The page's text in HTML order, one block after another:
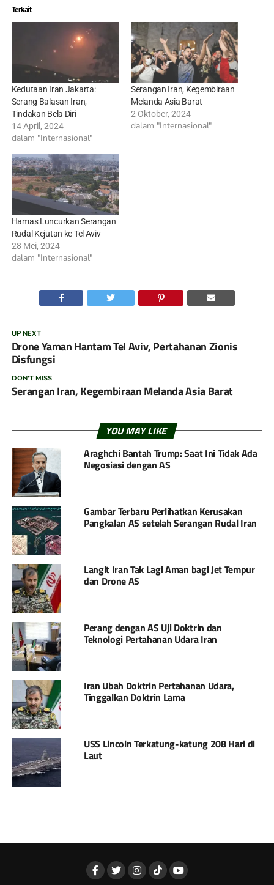
Terkait
Kedutaan Iran Jakarta:
Serang Balasan Iran,
Tindakan Bela Diri
14 April, 2024
dalam "Internasional"
Serangan Iran, Kegembiraan
Melanda Asia Barat
2 Oktober, 2024
dalam "Internasional"
Hamas Luncurkan Serangan
Rudal Kejutan ke Tel Aviv
28 Mei, 2024
dalam "Internasional"
UP NEXT
Drone Yaman Hantam Tel Aviv, Pertahanan Zionis
Disfungsi
DON'T MISS
Serangan Iran, Kegembiraan Melanda Asia Barat
YOU MAY LIKE
Araghchi Bantah Trump: Saat Ini Tidak Ada
Negosiasi dengan AS
Gambar Terbaru Perlihatkan Kerusakan
Pangkalan AS setelah Serangan Rudal Iran
Langit Iran Tak Lagi Aman bagi Jet Tempur
dan Drone AS
Perang dengan AS Uji Doktrin dan
Teknologi Pertahanan Udara Iran
Iran Ubah Doktrin Pertahanan Udara,
Tinggalkan Doktrin Lama
USS Lincoln Terkatung-katung 208 Hari di
Laut